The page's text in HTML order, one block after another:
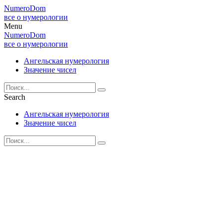
NumeroDom
все о нумерологии
Menu
NumeroDom
все о нумерологии
Ангельская нумерология
Значение чисел
Search
Ангельская нумерология
Значение чисел